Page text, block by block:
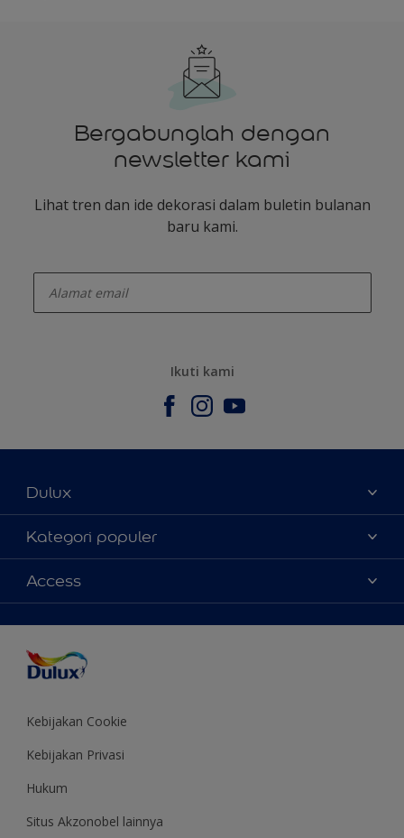
Bergabunglah dengan
newsletter kami
Lihat tren dan ide dekorasi dalam buletin bulanan
baru kami.
Ikuti kami
Dulux
Tentang Kami
Contact us
Temukan toko
Kategori populer
Warna
Produk
Inspirasi
Saran Mendekorasi
Colour of the Year
Access
Kebijakan Cookie
Kebijakan Privasi
Hukum
Situs Akzonobel lainnya